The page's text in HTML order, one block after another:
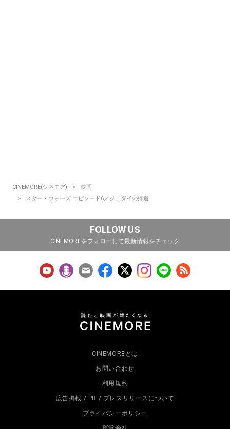
CINEMORE(シネモア)
映画
スター・ウォーズ エピソード6／ジェダイの帰還
FOLLOW US
CINEMOREをフォローして最新情報をチェック
CINEMOREとは
お問い合わせ
利用規約
広告掲載 / PR / プレスリリースについて
プライバシーポリシー